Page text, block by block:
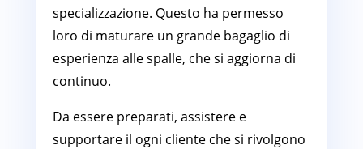
specializzazione. Questo ha permesso
loro di maturare un grande bagaglio di
esperienza alle spalle, che si aggiorna di
continuo.
Da essere preparati, assistere e
supportare il ogni cliente che si rivolgono